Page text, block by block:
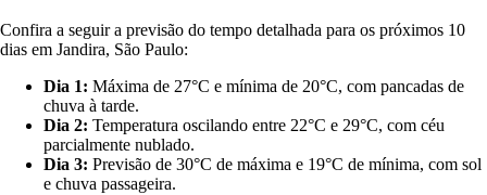
Confira a seguir a previsão do tempo detalhada para os próximos 10
dias em Jandira, São Paulo:
Dia 1: Máxima de 27°C e mínima de 20°C, com pancadas de
chuva à tarde.
Dia 2: Temperatura oscilando entre 22°C e 29°C, com céu
parcialmente nublado.
Dia 3: Previsão de 30°C de máxima e 19°C de mínima, com sol
e chuva passageira.